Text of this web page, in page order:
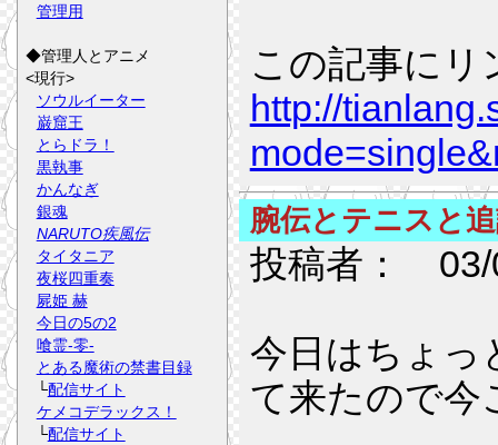
この記事にリ
http://
腕伝とテニスと
投稿者： 03/
今日はちょっ
て来たので今
管理用
◆管理人とアニメ
<現行>
ソウルイーター
巌窟王
とらドラ！
黒執事
かんなぎ
銀魂
NARUTO疾風伝
タイタニア
夜桜四重奏
屍姫 赫
今日の5の2
喰霊-零-
とある魔術の禁書目録
└配信サイト
ケメコデラックス！
└配信サイト